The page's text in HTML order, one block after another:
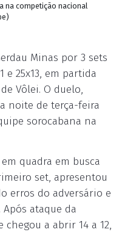
na competição nacional
Minas por 3 sets
e 25x13, em partida
Vôlei. O duelo,
noite de terça-feira
sorocabana na
quadra em busca
set, apresentou
erros do adversário e
ataque da
a abrir 14 a 12,